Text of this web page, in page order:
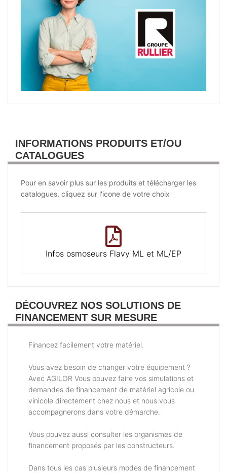
INFORMATIONS PRODUITS ET/OU
CATALOGUES
Pour en savoir plus sur les produits et télécharger les
catalogues, cliquez sur l'icone de votre choix
Infos osmoseurs Flavy ML et ML/EP
DÉCOUVREZ NOS SOLUTIONS DE
FINANCEMENT SUR MESURE
Financez facilement votre matériel.
Vous avez besoin de changer votre équipement ?
Avec AGILOR Vous pouvez faire vos simulations et
demandes de financement de matériel agricole ou
vinicole directement chez nous et nous vous
accompagnerons dans votre démarche.
Vous pouvez aussi consulter les organismes de
financement proposés par les constructeurs.
Dans tous les cas plusieurs modes de financement